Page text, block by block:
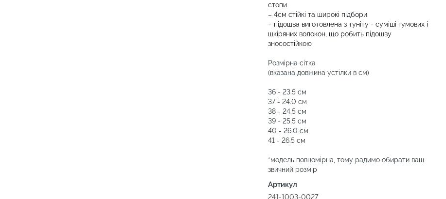
стопи
– 4см стійкі та широкі підбори
– підошва виготовлена з туніту - суміші гумових і
шкіряних волокон, що робить підошву
зносостійкою
Розмірна сітка
(вказана довжина устілки в см)
36 - 23.5 см
37 - 24.0 см
38 - 24.5 см
39 - 25.5 см
40 - 26.0 см
41 - 26.5 см
*модель повномірна, тому радимо обирати ваш
звичний розмір
Артикул
241-1003-0027